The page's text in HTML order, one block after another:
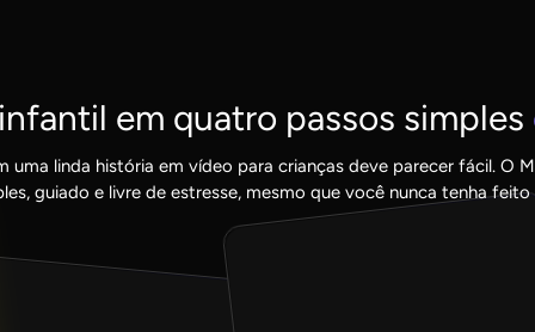
em quatro passos simples
uma linda história em vídeo para crianças deve parecer fácil. O
guiado e livre de estresse, mesmo que você nunca tenha